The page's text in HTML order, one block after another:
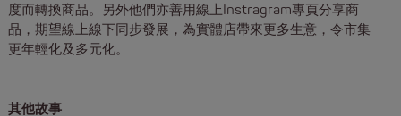
度而轉換商品。另外他們亦善用線上Instragram專頁分享商
品，期望線上線下同步發展，為實體店帶來更多生意，令市集
更年輕化及多元化。
其他故事